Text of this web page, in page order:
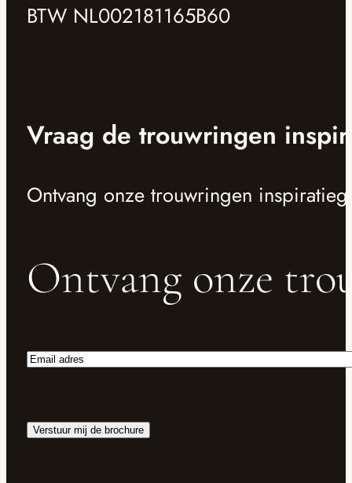
BTW NL002181165B60
Vraag de trouwringen
Ontvang onze trouwringen
Ontvang onze
Email
Verstuur mij de brochure